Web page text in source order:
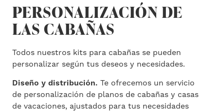
PERSONALIZACIÓN DE
LAS CABAÑAS
Todos nuestros kits para cabañas se pueden
personalizar según tus deseos y necesidades.
Diseño y distribución. Te ofrecemos un servicio
de personalización de planos de cabañas y casas
de vacaciones, ajustados para tus necesidades